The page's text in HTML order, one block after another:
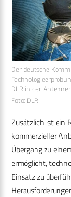
Der deutsche
DLR in der
Foto: DLR
Zusätzlich ist ein
kommerzieller
Übergang zu
ermöglicht,
Einsatz zu